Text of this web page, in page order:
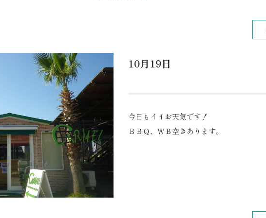
10月19日
今日もイイお天気です！
ＢＢＱ、ＷＢ空きあります。